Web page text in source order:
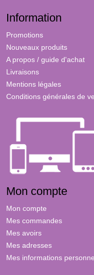
Information
Promotions
Nouveaux produits
A propos / guide d'achat
Livraisons
Mentions légales
Conditions générales de
Mon compte
Mon compte
Mes commandes
Mes avoirs
Mes adresses
Mes informations